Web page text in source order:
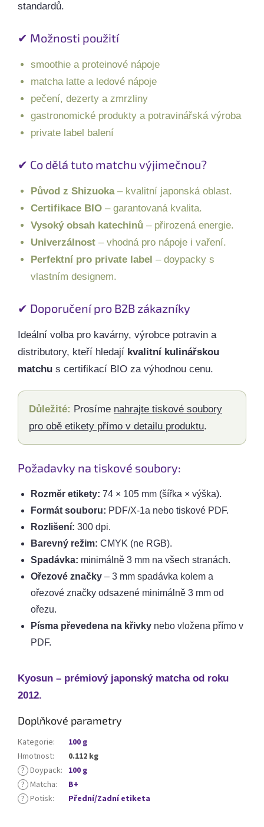
standardů.
✔ Možnosti použití
smoothie a proteinové nápoje
matcha latte a ledové nápoje
pečení, dezerty a zmrzliny
gastronomické produkty a potravinářská výroba
private label balení
✔ Co dělá tuto matchu výjimečnou?
Původ z Shizuoka– kvalitní japonská oblast.
Certifikace BIO – garantovaná kvalita.
Vysoký obsah katechinů – přirozená energie.
Univerzálnost – vhodná pro nápoje i vaření.
Perfektní pro private label – doypacky s
vlastním designem.
✔ Doporučení pro B2B zákazníky
Ideální volba pro kavárny, výrobce potravin a
distributory, kteří hledají kvalitní kulinářskou
matchu s certifikací BIO za výhodnou cenu.
Důležité: Prosíme nahrajte tiskové soubory
pro obě etikety přímo v detailu produktu.
Požadavky na tiskové soubory:
Rozměr etikety: 74 × 105 mm (šířka × výška).
Formát souboru: PDF/X-1a nebo tiskové PDF.
Rozlišení: 300 dpi.
Barevný režim: CMYK (ne RGB).
Spadávka: minimálně 3 mm na všech stranách.
Ořezové značky – 3 mm spadávka kolem a
ořezové značky odsazené minimálně 3 mm od
ořezu.
Písma převedena na křivky nebo vložena přímo v
PDF.
Kyosun – prémiový japonský matcha od roku
2012.
Doplňkové parametry
Kategorie:
100 g
Hmotnost:
0.112 kg
? Doypack: 100 g
? Matcha:
B+
? Potisk: Přední/Zadní etiketa